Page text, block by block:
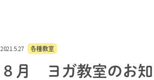
2021.5.27 各種教室
８月 ヨガ教室のお